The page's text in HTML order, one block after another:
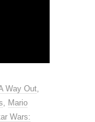
Way Out
Mario
Wars: